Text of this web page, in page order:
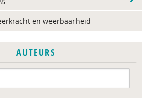
en weerbaarheid
AUTEURS